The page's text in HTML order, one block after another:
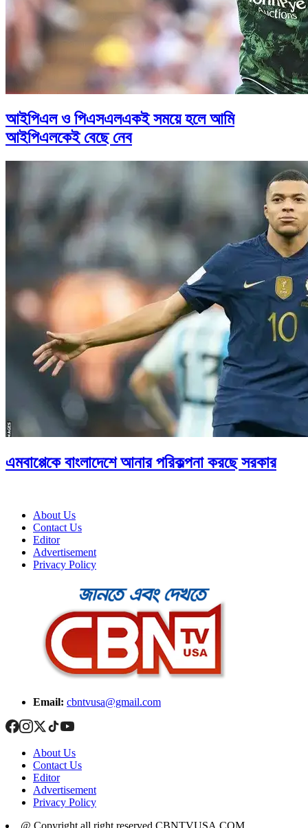
আইপিএল ও পিএসএলএকই সময়ে হলে আমি
আইপিএলকেই বেছে নেব
এমবাপ্পেকে বাংলাদেশে আনার পরিকল্পনা করছে সরকার
About Us
Contact Us
Editor
Advertisement
Privacy Policy
Email: cbntvusa@gmail.com
About Us
Contact Us
Editor
Advertisement
Privacy Policy